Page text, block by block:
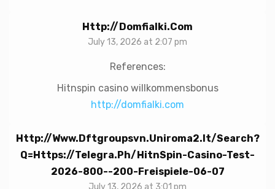
Http://domfialki.com
July 13, 2026 at 2:07 pm
References:
Hitnspin casino willkommensbonus
http://domfialki.com
Http://www.dftgroupsvn.uniroma2.it/search?
Q=https://telegra.ph/HitnSpin-Casino-Test-
2026-800--200-Freispiele-06-07
July 13, 2026 at 3:01 pm